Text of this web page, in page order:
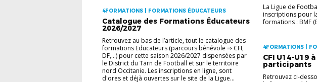
4FORMATIONS | FORMATIONS ÉDUCATEURS
Catalogue des Formations Éducateurs
2026/2027
Retrouvez au bas de l’article, tout le catalogue des
formations Educateurs (parcours bénévole ⇒ CFI,
DF,...) pour cette saison 2026/2027 dispensées par
le District du Tarn de Football et sur le territoire
nord Occitanie. Les inscriptions en ligne, sont
d'ores et déjà ouvertes sur le site de la Ligue...
La Ligue de
inscriptions pour
formations : BMF
4FORMATIONS |
CFI U14-U19
participants
Retrouvez ci-